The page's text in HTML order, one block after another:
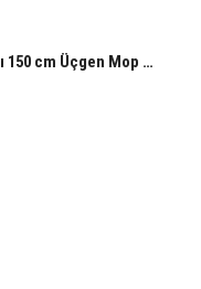
BUFFER® Teleskopik Saplı 150 cm Üçgen Mop Cam Duvar Tavan Fayans Parke Temizleyici Mop